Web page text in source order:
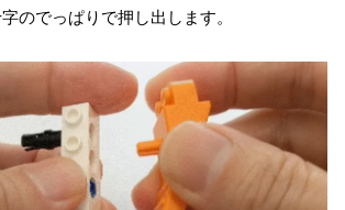
のでっぱりで押し出します。